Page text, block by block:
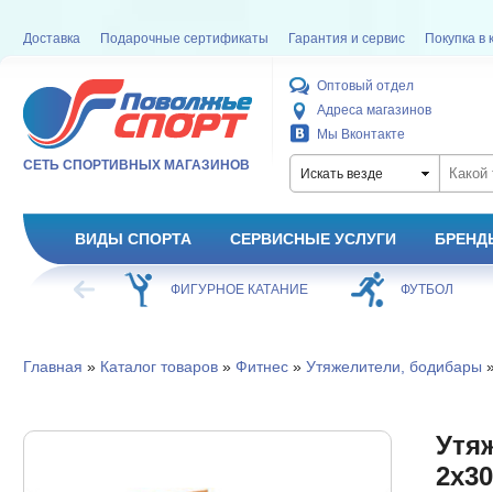
Доставка Подарочные сертификаты Гарантия и сервис Покупка в
СЕТЬ СПОРТИВНЫХ МАГАЗИНОВ
Оптовый отдел
Адреса магазинов
Мы Вконтакте
Искать везде
ВИДЫ СПОРТА СЕРВИСНЫЕ УСЛУГИ
ХОККЕЙ ФИГУРНОЕ КАТАНИЕ ФУТБОЛ
Главная » Каталог товаров» Фитнес» Утяжелители, бодибары